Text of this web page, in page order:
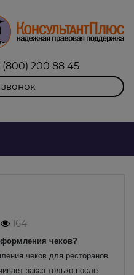
(800) 200 88 45
звонок
164
чеков?
чеков для ресторанов
заказ только после